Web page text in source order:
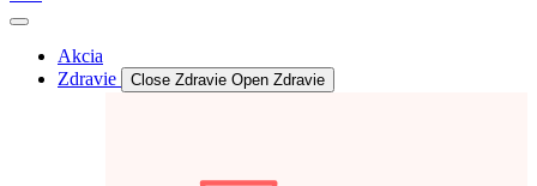
Akcia
Zdravie
Close Zdravie Open Zdravie